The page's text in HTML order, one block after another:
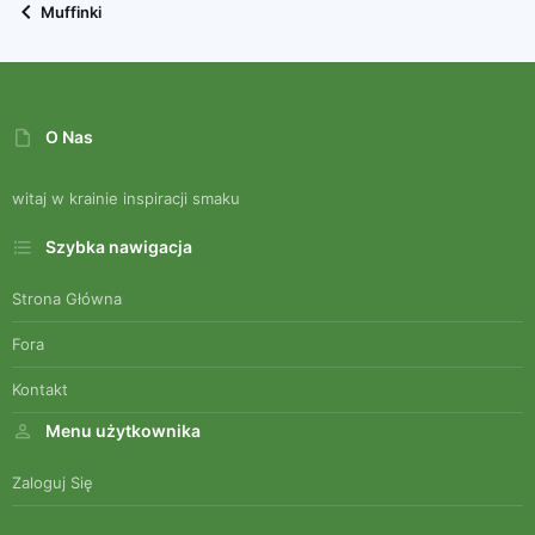
Muffinki
O Nas
witaj w krainie inspiracji smaku
Szybka nawigacja
Strona Główna
Fora
Kontakt
Menu użytkownika
Zaloguj Się